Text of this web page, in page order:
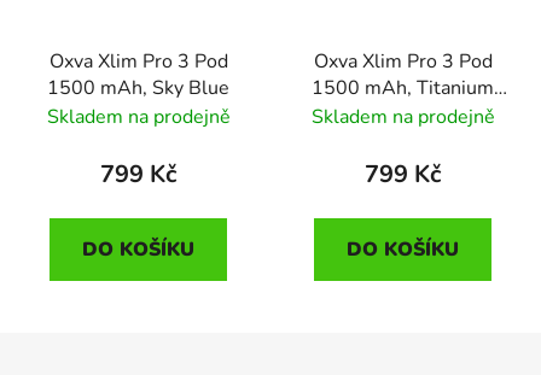
Oxva Xlim Pro 3 Pod
1500 mAh, Sky Blue
Skladem na prodejně
799 Kč
DO KOŠÍKU
Oxva Xlim Pro 3 Pod
1500 mAh, Titanium
Silk
Skladem na prodejně
799 Kč
DO KOŠÍKU